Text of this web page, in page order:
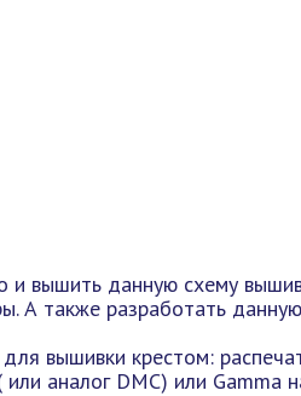
вышить данную схему
А также разработать
вышивки крестом:
аналог DMC) или Gamma